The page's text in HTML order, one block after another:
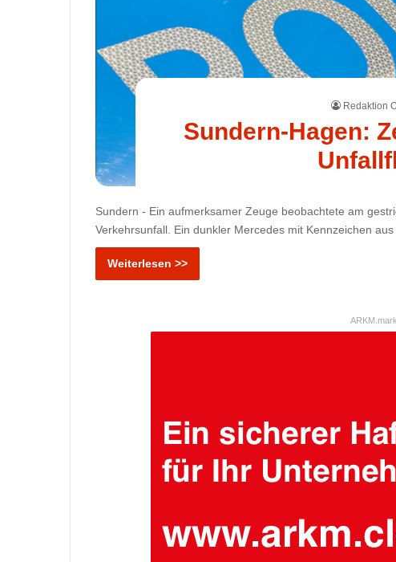
Redaktion
Sundern-Hagen:
Sundern - Ein aufmerksamer Zeuge beobachtete am
Verkehrsunfall. Ein dunkler Mercedes mit Kennzeichen
Weiterlesen >>